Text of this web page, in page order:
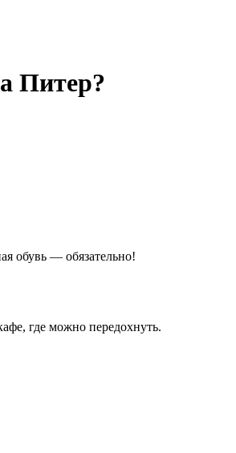
Питер?
обувь — обязательно!
где можно передохнуть.